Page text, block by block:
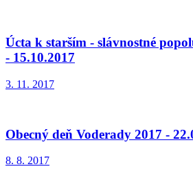
Úcta k starším - slávnostné
- 15.10.2017
3. 11. 2017
Obecný deň Voderady 2017 -
8. 8. 2017